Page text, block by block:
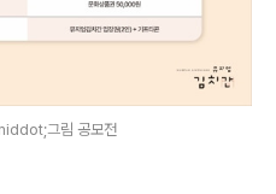
그림 공모전